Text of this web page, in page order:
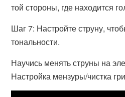
той стороны, где находится
Шаг 7: Настройте струну,
тональности.
Научись менять струны на
Настройка мензуры/чистка